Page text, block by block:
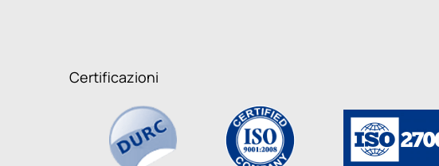
Certificazioni